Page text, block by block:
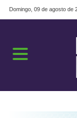
Domingo, 09 de agosto de